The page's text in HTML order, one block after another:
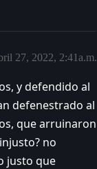
27, 2022, 2:41a.m.
y defendido al
defenestrado al
que arruinaron
no
justo que